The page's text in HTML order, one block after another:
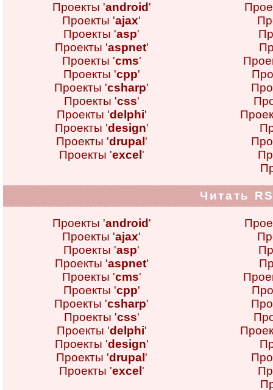
Проекты 'android '
Проекты 'ajax'
Проекты 'asp'
Проекты 'aspnet'
Проекты 'cms'
Проекты 'cpp'
Проекты 'csharp'
Проекты 'css'
Проекты 'delphi'
Проекты 'design'
Проекты 'drupal '
Проекты 'excel '
Читать
Проекты 'android '
Проекты 'ajax'
Проекты 'asp'
Проекты 'aspnet'
Проекты 'cms'
Проекты 'cpp'
Проекты 'csharp'
Проекты 'css'
Проекты 'delphi'
Проекты 'design'
Проекты 'drupal '
Проекты 'excel '